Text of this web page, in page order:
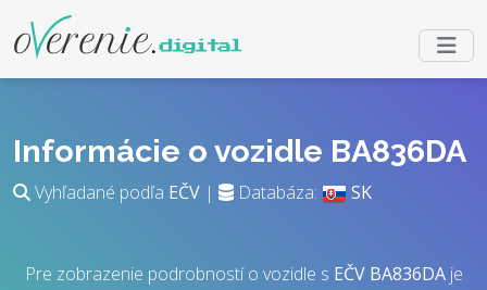
Informácie o vozidle BA836DA
Vyhľadané podľa EČV | Databáza: SK
Pre zobrazenie podrobností o vozidle s EČV BA836DAje